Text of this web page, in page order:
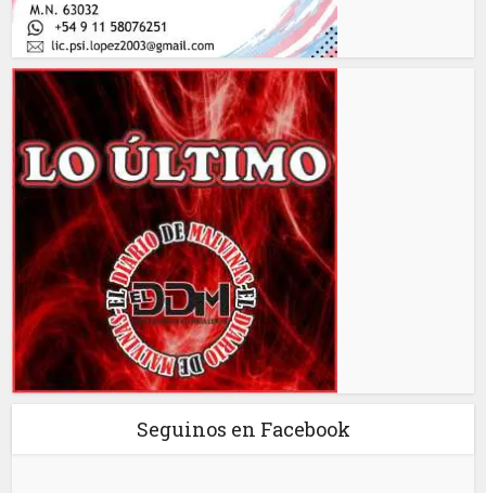
Seguinos en Facebook